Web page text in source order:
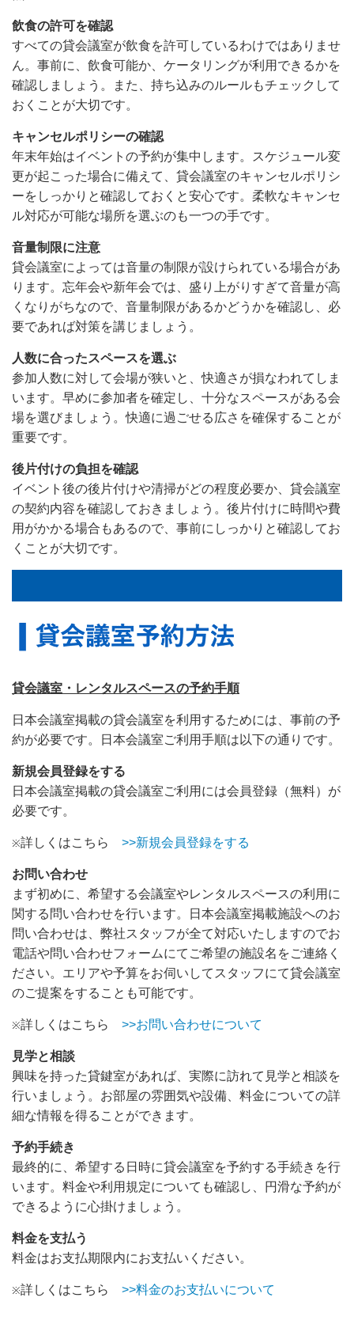
飲食の許可を確認
すべての貸会議室が飲食を許可しているわけではありませ
ん。事前に、飲食可能か、ケータリングが利用できるかを
確認しましょう。また、持ち込みのルールもチェックして
おくことが大切です。
キャンセルポリシーの確認
年末年始はイベントの予約が集中します。スケジュール変
更が起こった場合に備えて、貸会議室のキャンセルポリシ
ーをしっかりと確認しておくと安心です。柔軟なキャンセ
ル対応が可能な場所を選ぶのも一つの手です。
音量制限に注意
貸会議室によっては音量の制限が設けられている場合があ
ります。忘年会や新年会では、盛り上がりすぎて音量が高
くなりがちなので、音量制限があるかどうかを確認し、必
要であれば対策を講じましょう。
人数に合ったスペースを選ぶ
参加人数に対して会場が狭いと、快適さが損なわれてしま
います。早めに参加者を確定し、十分なスペースがある会
場を選びましょう。快適に過ごせる広さを確保することが
重要です。
後片付けの負担を確認
イベント後の後片付けや清掃がどの程度必要か、貸会議室
の契約内容を確認しておきましょう。後片付けに時間や費
用がかかる場合もあるので、事前にしっかりと確認してお
くことが大切です。
貸会議室・レンタルスペースの予約手順
日本会議室掲載の貸会議室を利用するためには、事前の予
約が必要です。日本会議室ご利用手順は以下の通りです。
新規会員登録をする
日本会議室掲載の貸会議室ご利用には会員登録（無料）が
必要です。
※詳しくはこちら >>新規会員登録をする
お問い合わせ
まず初めに、希望する会議室やレンタルスペースの利用に
関する問い合わせを行います。日本会議室掲載施設へのお
問い合わせは、弊社スタッフが全て対応いたしますのでお
電話や問い合わせフォームにてご希望の施設名をご連絡く
ださい。エリアや予算をお伺いしてスタッフにて貸会議室
のご提案をすることも可能です。
※詳しくはこちら >>お問い合わせについて
見学と相談
興味を持った貸鍵室があれば、実際に訪れて見学と相談を
行いましょう。お部屋の雰囲気や設備、料金についての詳
細な情報を得ることができます。
予約手続き
最終的に、希望する日時に貸会議室を予約する手続きを行
います。料金や利用規定についても確認し、円滑な予約が
できるように心掛けましょう。
料金を支払う
料金はお支払期限内にお支払いください。
※詳しくはこちら >>料金のお支払いについて